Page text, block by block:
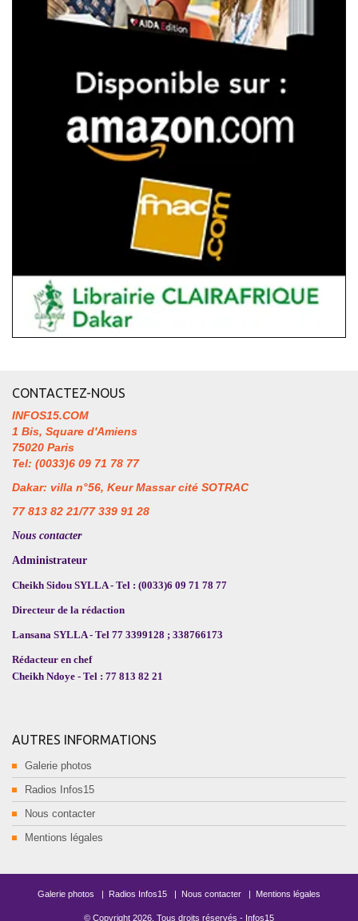
CONTACTEZ-NOUS
INFOS15.COM
1 Bis, Square d'Amiens
75020 Paris
Tel: (0033)6 09 71 78 77
Dakar: villa n°56, Keur Massar cité SOTRAC
77 813 82 21/77 339 91 28
Nous contacter
Administrateur
Cheikh Sidou SYLLA - Tel : (0033)6 09 71 78 77
Directeur de la rédaction
Lansana SYLLA - Tel 77 3399128 ; 338766173
Rédacteur en chef
Cheikh Ndoye - Tel : 77 813 82 21
AUTRES INFORMATIONS
Galerie photos
Radios Infos15
Nous contacter
Mentions légales
Galerie photos Radios Infos15 Nous contacter Mentions légales
© Copyright 2026 . Tous droits réservés - Infos15